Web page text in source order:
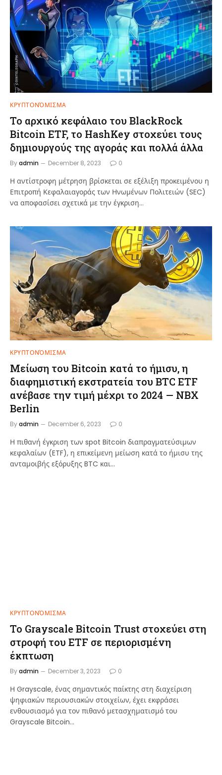
ΚΡΥΠΤΟΝΌΜΙΣΜΑ
Το αρχικό κεφάλαιο του BlackRock
Bitcoin ETF, το HashKey στοχεύει τους
δημιουργούς της αγοράς και πολλά άλλα
Byadmin December 8, 2023 0
Η αντίστροφη μέτρηση βρίσκεται σε εξέλιξη προκειμένου η
Επιτροπή Κεφαλαιαγοράς των Ηνωμένων Πολιτειών (SEC)
να αποφασίσει σχετικά με την έγκριση…
ΚΡΥΠΤΟΝΌΜΙΣΜΑ
Μείωση του Bitcoin κατά το ήμισυ, η
διαφημιστική εκστρατεία του BTC ETF
ανέβασε την τιμή μέχρι το 2024 — NBX
Berlin
Byadmin December 6, 2023 0
Η πιθανή έγκριση των spot Bitcoin διαπραγματεύσιμων
κεφαλαίων (ETF), η επικείμενη μείωση κατά το ήμισυ της
ανταμοιβής εξόρυξης BTC και…
ΚΡΥΠΤΟΝΌΜΙΣΜΑ
Το Grayscale Bitcoin Trust στοχεύει στη
στροφή του ETF σε περιορισμένη
έκπτωση
Byadmin December 3, 2023 0
Η Grayscale, ένας σημαντικός παίκτης στη διαχείριση
ψηφιακών περιουσιακών στοιχείων, έχει εκφράσει
ενθουσιασμό για τον πιθανό μετασχηματισμό του
Grayscale Bitcoin…